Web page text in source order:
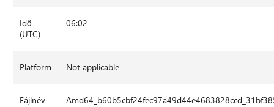
Idő
(UTC)
06:02
Platform Not applicable
Fájlnév